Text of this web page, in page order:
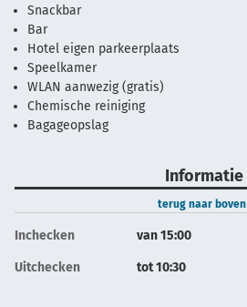
Snackbar
Bar
Hotel eigen parkeerplaats
Speelkamer
WLAN aanwezig (gratis)
Chemische reiniging
Bagageopslag
Informatie
terug naar boven
Inchecken van 15:00
Uitchecken tot 10:30